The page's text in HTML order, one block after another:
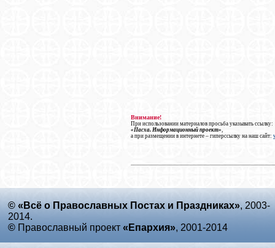
Внимание!
При использовании материалов просьба указывать ссылку:
«Пасха. Информационный проект»,
а при размещении в интернете – гиперссылку на наш сайт:
© «Всё о Православных Постах и Праздниках», 2003-
2014.
© Православный проект «Епархия», 2001-2014